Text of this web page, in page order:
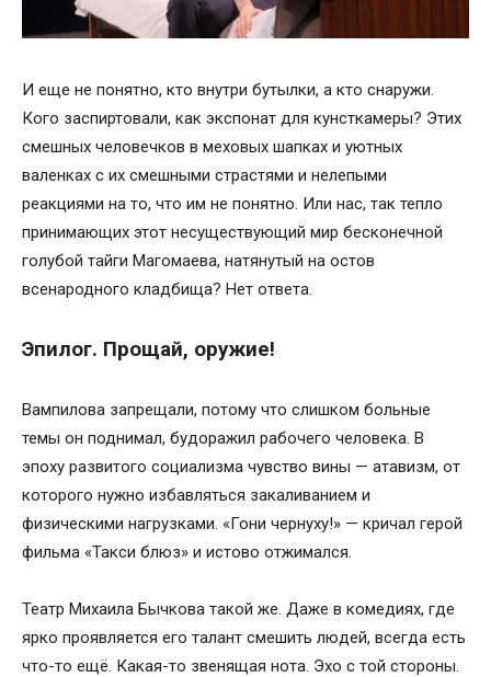
И еще не понятно, кто внутри бутылки, а кто снаружи.
Кого заспиртовали, как экспонат для кунсткамеры? Этих
смешных человечков в меховых шапках и уютных
валенках с их смешными страстями и нелепыми
реакциями на то, что им не понятно. Или нас, так тепло
принимающих этот несуществующий мир бесконечной
голубой тайги Магомаева, натянутый на остов
всенародного кладбища? Нет ответа.
Эпилог. Прощай, оружие!
Вампилова запрещали, потому что слишком больные
темы он поднимал, будоражил рабочего человека. В
эпоху развитого социализма чувство вины — атавизм, от
которого нужно избавляться закаливанием и
физическими нагрузками. «Гони чернуху!» — кричал герой
фильма «Такси блюз» и истово отжимался.
Театр Михаила Бычкова такой же. Даже в комедиях, где
ярко проявляется его талант смешить людей, всегда есть
что-то ещё. Какая-то звенящая нота. Эхо с той стороны.